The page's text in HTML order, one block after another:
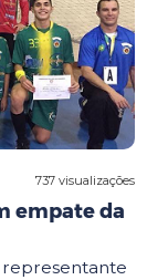
737 visualizações
empate da